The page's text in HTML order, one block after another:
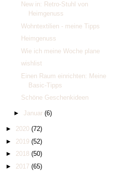
New in: Retro-Stuhl von
Heimgenuss
Wohntextilien - meine Tipps
Heimgenuss
Wie ich meine Woche plane
wishlist
Einen Raum einrichten: Meine
Basic-Tipps
Schöne Geschenkideen
► Januar (6)
► 2020 (72)
► 2019 (52)
► 2018 (50)
► 2017 (65)